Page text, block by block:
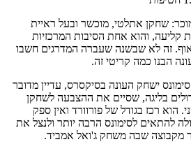
שחקן אתלטי, מוכשר ובעל ראיית
קליעה, והוא אחת הסיבות המרכזיות
זה לא שבשנה שעברה המדרגים חשבו
הבנו כמה קריטי זה.
ישחק העונה בסיקסרס, עדיין מדובר
בליגה, שסיים את ההצבעה לשחקן
הוא רכז בגודל של פורוורד ואין ספק
להתאים לסימונס הרבה יותר ולנצל את
מקבוצה שבה משחק ג'ואל אמביד.